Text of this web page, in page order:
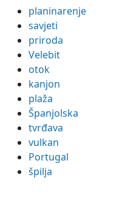
planinarenje
savjeti
priroda
Velebit
otok
kanjon
plaža
Španjolska
tvrđava
vulkan
Portugal
špilja